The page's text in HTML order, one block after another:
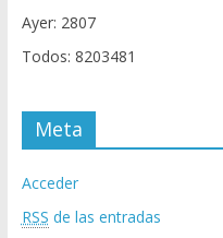
Ayer: 2807
Todos: 8203481
Meta
Acceder
RSS de las entradas